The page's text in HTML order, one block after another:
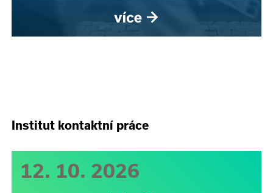
Institut kontaktní práce
12. 10. 2026